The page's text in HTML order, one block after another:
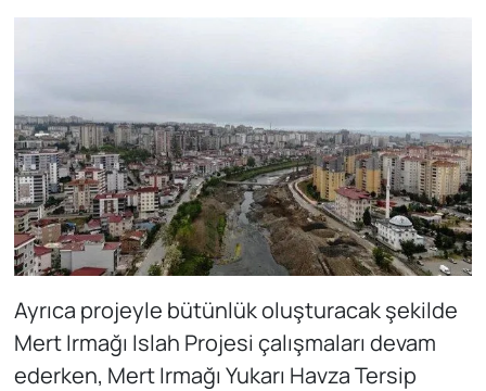
Ayrıca projeyle bütünlük oluşturacak şekilde
Mert Irmağı Islah Projesi çalışmaları devam
ederken, Mert Irmağı Yukarı Havza Tersip